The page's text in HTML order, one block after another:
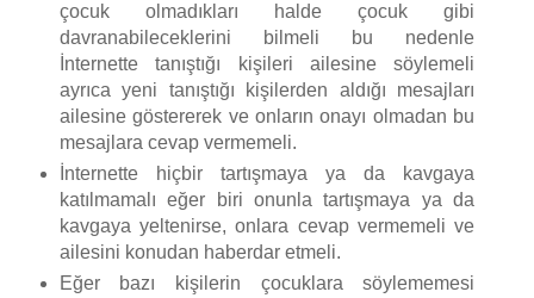
çocuk olmadıkları halde çocuk gibi
davranabileceklerini bilmeli bu nedenle
İnternette tanıştığı kişileri ailesine söylemeli
ayrıca yeni tanıştığı kişilerden aldığı mesajları
ailesine göstererek ve onların onayı olmadan bu
mesajlara cevap vermemeli.
İnternette hiçbir tartışmaya ya da kavgaya
katılmamalı eğer biri onunla tartışmaya ya da
kavgaya yeltenirse, onlara cevap vermemeli ve
ailesini konudan haberdar etmeli.
Eğer bazı kişilerin çocuklara söylememesi